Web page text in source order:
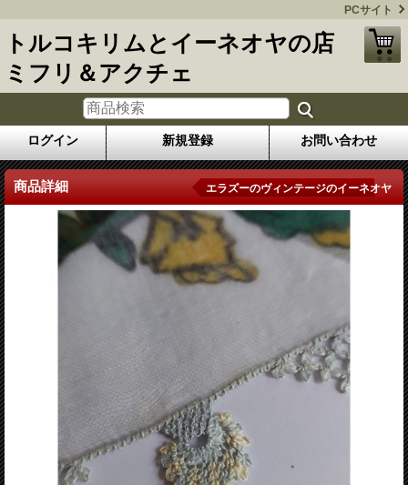
PCサイト
トルコキリムとイーネオヤの店
ミフリ＆アクチェ
ログイン 新規登録 お問い合わせ
商品詳細 エラズーのヴィンテージのイーネオヤ